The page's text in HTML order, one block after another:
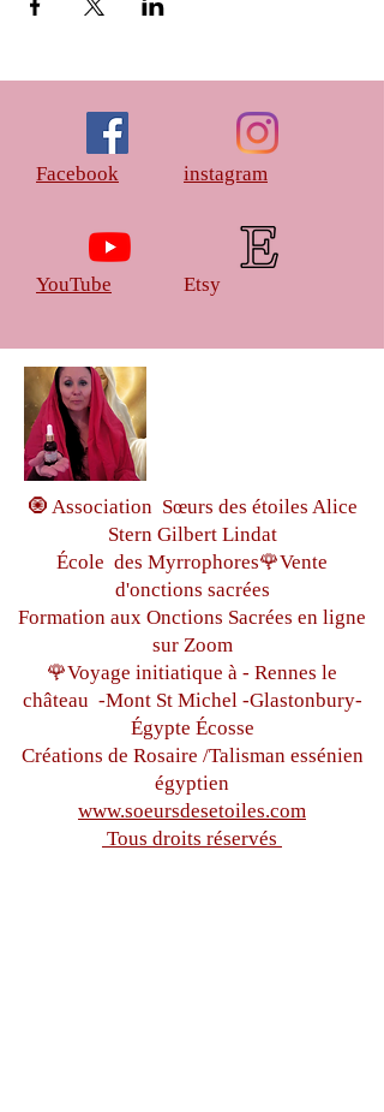
Facebook
YouTube
instagram
Etsy
🧿 Association Sœurs des étoiles Alice
Stern Gilbert Lindat
École des Myrrophores🌹Vente
d'onctions sacrées
Formation aux Onctions Sacrées en ligne
sur Zoom
🌹Voyage initiatique à - Rennes le
château -Mont St Michel -Glastonbury-
Égypte Écosse
Créations de Rosaire /Talisman essénien
égyptien
www.soeursdesetoiles.com
Tous droits réservés